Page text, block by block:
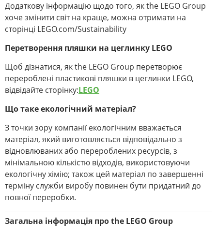
Додаткову інформацію щодо того, як the LEGO Group
хоче змінити світ на краще, можна отримати на
сторінці LEGO.com/Sustainability
Перетворення пляшки на цеглинку LEGO
Щоб дізнатися, як the LEGO Group перетворює
перероблені пластикові пляшки в цеглинки LEGO,
відвідайте сторінку:LEGO
Що таке екологічний матеріал?
З точки зору компанії екологічним вважається
матеріал, який виготовляється відповідально з
відновлюваних або перероблених ресурсів, з
мінімальною кількістю відходів, використовуючи
екологічну хімію; також цей матеріал по завершенні
терміну служби виробу повинен бути придатний до
повної переробки.
Загальна інформація про the LEGO Group